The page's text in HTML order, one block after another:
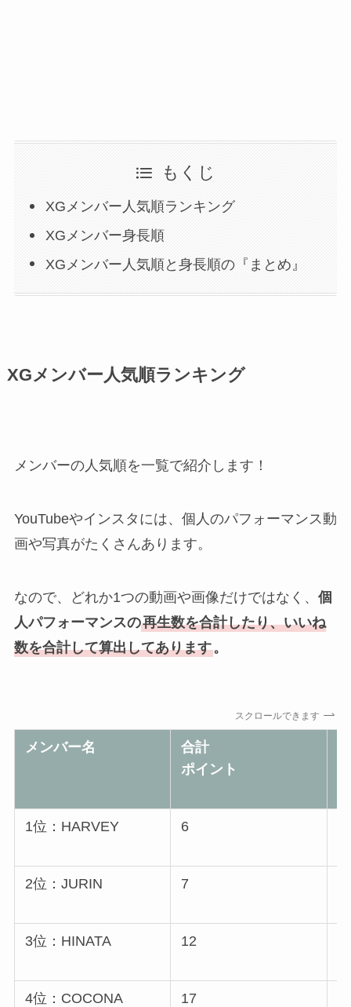
もくじ
XGメンバー人気順ランキング
XGメンバー身長順
XGメンバー人気順と身長順の『まとめ』
XGメンバー人気順ランキング
メンバーの人気順を一覧で紹介します！
YouTubeやインスタには、個人のパフォーマンス動
画や写真がたくさんあります。
なので、どれか1つの動画や画像だけではなく、 個
人パフォーマンスの再生数を合計したり、いいね
数を合計して算出してあります。
スクロールできます
メンバー名
合計
ポイント
1位：HARVEY 6
2位：JURIN 7
3位：HINATA 12
4位：COCONA 17